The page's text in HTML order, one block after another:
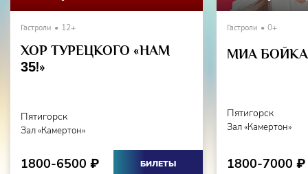
Гастроли 12+
ХОР ТУРЕЦКОГО «НАМ
35!»
Пятигорск
Зал «Камертон»
1800-6500 ₽ БИЛЕТЫ
Гастроли 0+
МИА БОЙКА
Пятигорск
Зал «Камертон»
1800-7000 ₽